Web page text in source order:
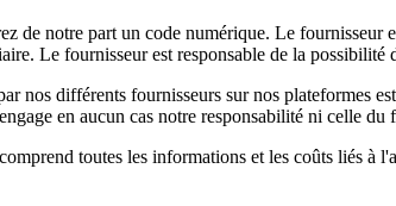
de notre part un code numérique. Le
Le fournisseur est responsable de la possibilité
nos différents fournisseurs sur nos plateformes
en aucun cas notre responsabilité ni celle du
toutes les informations et les coûts liés à